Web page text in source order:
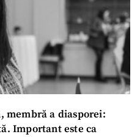
membră a diasporei:
Important este ca